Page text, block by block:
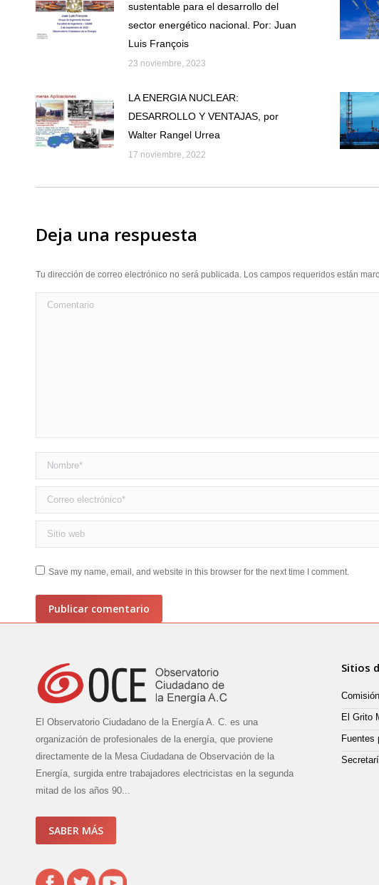
sustentable para el desarrollo del
sector energético nacional. Por: Juan
Luis François
23 noviembre, 2023
LA ENERGIA NUCLEAR:
DESARROLLO Y VENTAJAS, por
Walter Rangel Urrea
17 noviembre, 2022
Deja una respuesta
Tu dirección de correo electrónico no será publicada. Los campos requeridos están
Comentario
Nombre *
Correo electrónico *
Sitio web
Save my name, email, and website in this browser for the next time I comment.
Publicar comentario
El Observatorio Ciudadano de la Energía A. C. es una
organización de profesionales de la energía, que proviene
directamente de la Mesa Ciudadana de Observación de la
Energía, surgida entre trabajadores electricistas en la segunda
mitad de los años 90...
SABER MÁS
Sitios
El Grito
Fuentes